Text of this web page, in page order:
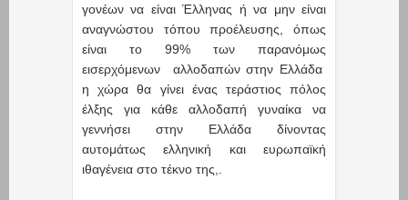
γονέων να είναι Έλληνας ή να μην είναι
αναγνώστου τόπου προέλευσης, όπως
είναι το 99% των παρανόμως
εισερχόμενων αλλοδαπών στην Ελλάδα
η χώρα θα γίνει ένας τεράστιος πόλος
έλξης για κάθε αλλοδαπή γυναίκα να
γεννήσει στην Ελλάδα δίνοντας
αυτομάτως ελληνική και ευρωπαϊκή
ιθαγένεια στο τέκνο της,.